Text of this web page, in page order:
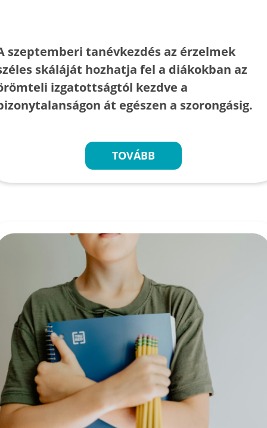
szeptemberi tanévkezdés az érzelmek
skáláját hozhatja fel a diákokban az
izgatottságtól kezdve a
át egészen a szorongásig.
TOVÁBB